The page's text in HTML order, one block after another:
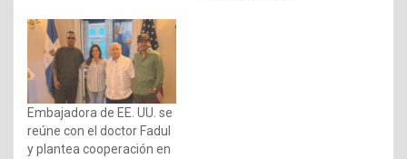
Embajadora de EE. UU. se
reúne con el doctor Fadul
y plantea cooperación en